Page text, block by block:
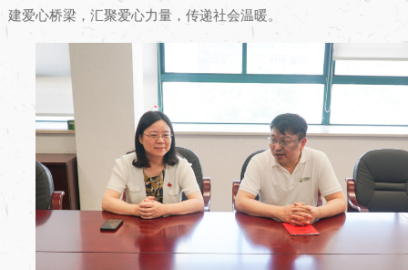
建爱心桥梁，汇聚爱心力量，传递社会温暖。